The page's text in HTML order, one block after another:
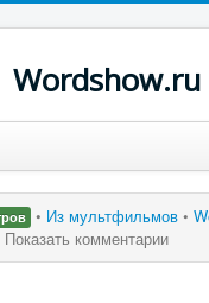
Wordshow.ru
цитаты
• Из мультфильмов •
Показать комментарии